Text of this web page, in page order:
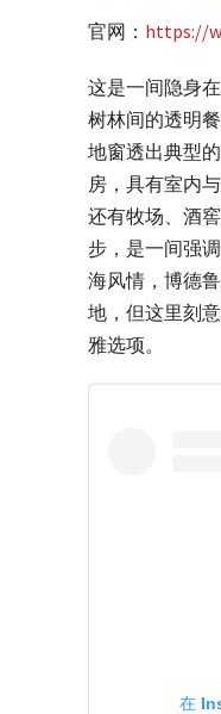
官网： https://
这是一间隐身在
树林间的透明
地窗透出典型
房，具有室内
还有牧场、酒
步，是一间强
海风情，博德
地，但这里刻
雅选项。
在